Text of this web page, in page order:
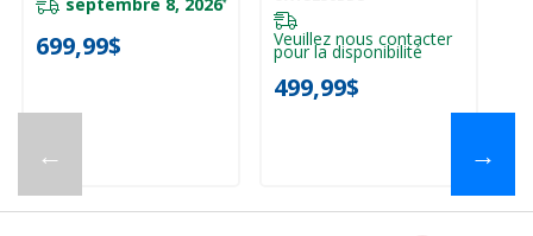
←
699,99$ Veuillez nous contacter
pour la disponibilité
499,99$
→